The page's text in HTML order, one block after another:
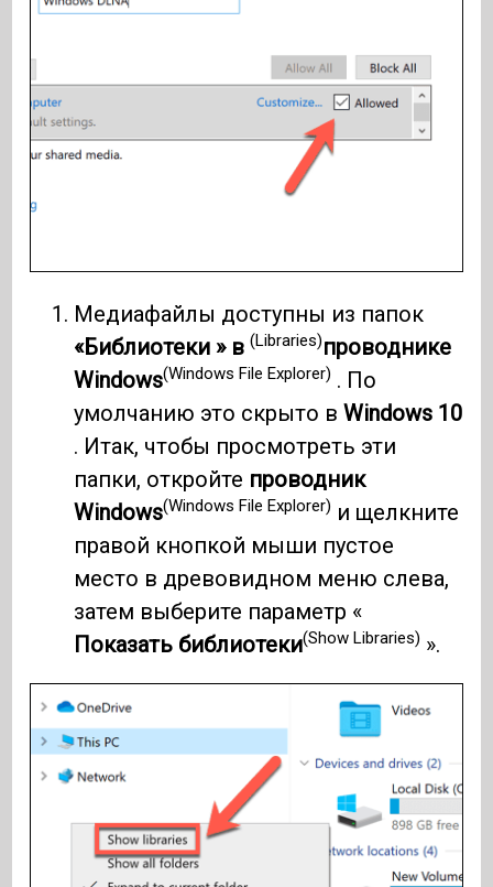
Медиафайлы доступны из папок
«Библиотеки » в(Libraries)проводнике
Windows(Windows File Explorer) . По
умолчанию это скрыто вWindows 10
. Итак, чтобы просмотреть эти
папки, откройте проводник
Windows(Windows File Explorer) и щелкните
правой кнопкой мыши пустое
место в древовидном меню слева,
затем выберите параметр «
Показать библиотеки(Show Libraries) ».